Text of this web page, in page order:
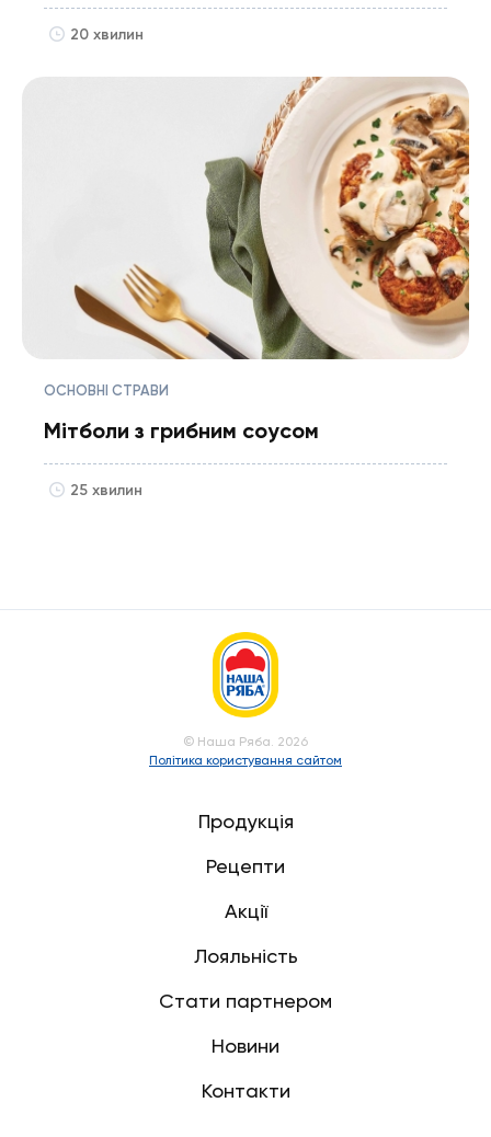
20 хвилин
ОСНОВНІ СТРАВИ
Мітболи з грибним соусом
25 хвилин
© Наша Ряба. 2026
Політика користування сайтом
Продукція
Рецепти
Акції
Лояльність
Стати партнером
Новини
Контакти